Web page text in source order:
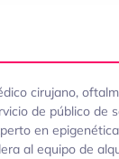
cirujano,
de público de
en
al equipo de